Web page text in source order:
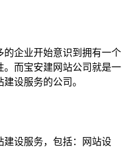
的企业开始意识到拥有一个
而宝安建网站公司就是一
设服务的公司。
建设服务，包括：网站设